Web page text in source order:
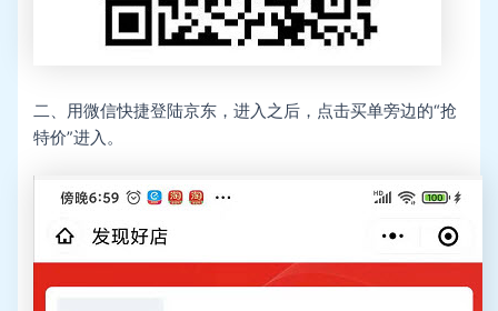
二、用微信快捷登陆京东，进入之后，点击买单旁边的“抢
特价”进入。